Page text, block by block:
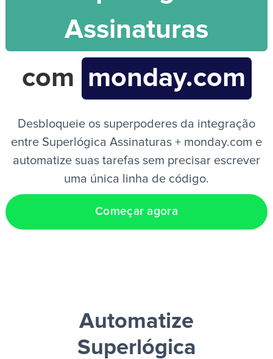
PT
Assinaturas
com monday.com
Desbloqueie os superpoderes da integração
entre Superlógica Assinaturas + monday.com e
automatize suas tarefas sem precisar escrever
uma única linha de código.
Começar agora
Automatize
Superlógica